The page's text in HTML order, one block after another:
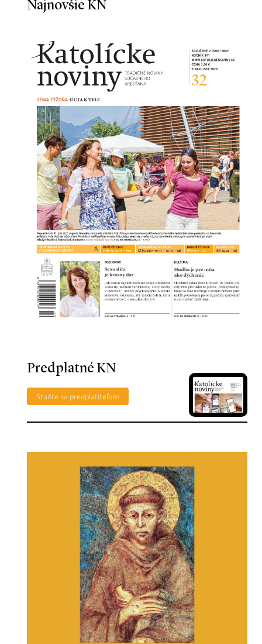
Najnovšie KN
Predplatné KN
Staňte sa predplatiteľom